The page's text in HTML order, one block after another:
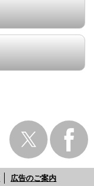
広告のご案内